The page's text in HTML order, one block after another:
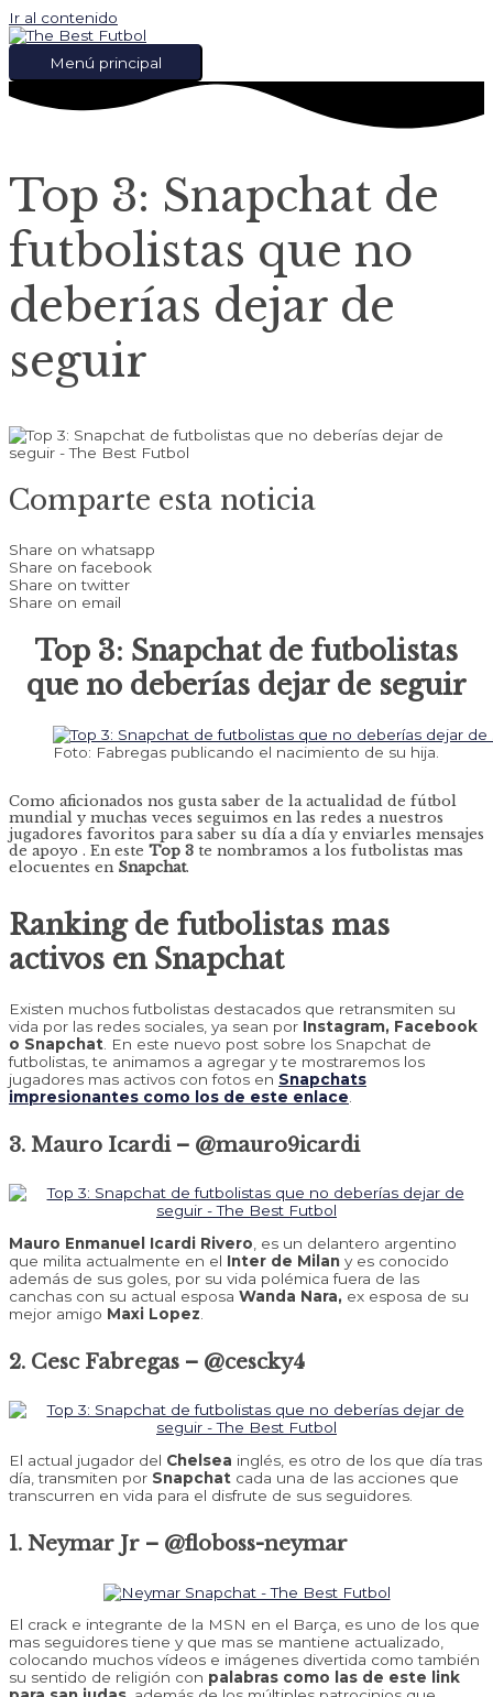
Ir al contenido
Menú principal
Top 3: Snapchat de
futbolistas que no
deberías dejar de
seguir
Comparte esta noticia
Share on whatsapp
Share on facebook
Share on twitter
Share on email
Top 3: Snapchat de futbolistas
que no deberías dejar de seguir
Foto: Fabregas publicando el nacimiento de su hija.
Como aficionados nos gusta saber de la actualidad de fútbol
mundial y muchas veces seguimos en las redes a nuestros
jugadores favoritos para saber su día a día y enviarles mensajes
de apoyo . En este Top 3 te nombramos a los futbolistas mas
elocuentes en Snapchat.
Ranking de futbolistas mas
activos en Snapchat
Existen muchos futbolistas destacados que retransmiten su
vida por las redes sociales, ya sean por Instagram, Facebook
o Snapchat . En este nuevo post sobre los Snapchat de
futbolistas, te animamos a agregar y te mostraremos los
jugadores mas activos con fotos en Snapchats
impresionantes como los de este enlace
3. Mauro Icardi – @mauro9icardi
Mauro Enmanuel Icardi Rivero , es un delantero argentino
que milita actualmente en el Inter de Milan y es conocido
además de sus goles, por su vida polémica fuera de las
canchas con su actual esposa Wanda Nara, ex esposa de su
mejor amigo Maxi Lopez
2. Cesc Fabregas – @cescky4
El actual jugador del Chelsea inglés, es otro de los que día tras
día, transmiten por Snapchat cada una de las acciones que
transcurren en vida para el disfrute de sus seguidores.
1. Neymar Jr – @floboss-neymar
El crack e integrante de la MSN en el Barça, es uno de los que
mas seguidores tiene y que mas se mantiene actualizado,
colocando muchos vídeos e imágenes divertida como también
su sentido de religión con palabras como las de este link